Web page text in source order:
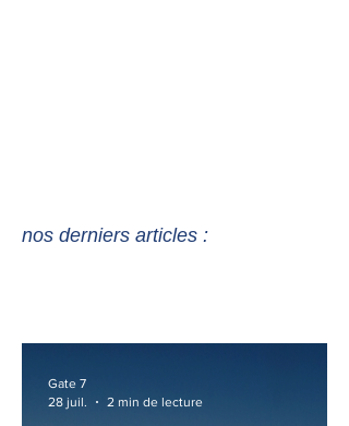
nos derniers articles :
Gate 7
28 juil.
2 min de lecture